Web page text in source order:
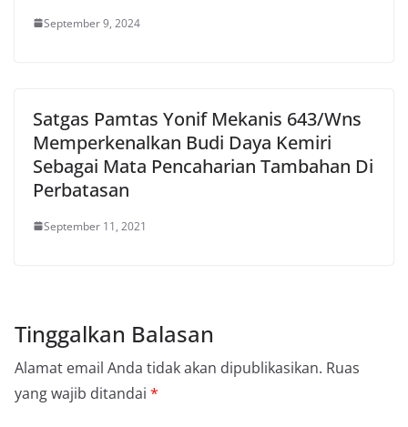
September 9, 2024
Satgas Pamtas Yonif Mekanis 643/Wns
Memperkenalkan Budi Daya Kemiri
Sebagai Mata Pencaharian Tambahan Di
Perbatasan
September 11, 2021
Tinggalkan Balasan
Alamat email Anda tidak akan dipublikasikan. Ruas
yang wajib ditandai *